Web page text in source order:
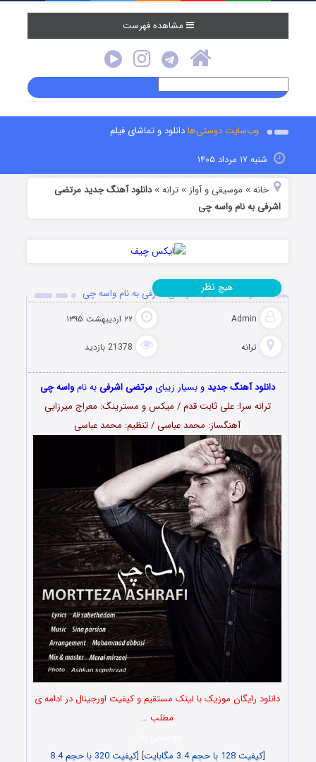
مشاهده فهرست
وب‌سایت دوستی‌هادانلود و تماشای فیلم
شنبه ۱۷ مرداد ۱۴۰۵
خانه » موسیقی و آواز »ترانه »دانلود آهنگ جدید مرتضی
اشرفی به نام واسه چی
دانلود آهنگ جدید مرتضی اشرفی به نام واسه چی
Admin ۲۲ اردیبهشت ۱۳۹۵
ترانه 21378 بازدید
هیچ نظر
دانلود آهنگ جدیدو بسیار زیبایمرتضی اشرفیبه نامواسه چی
ترانه سرا: علی ثابت قدم / میکس و مسترینگ: معراج میرزایی
آهنگساز: محمد عباسی / تنظیم: محمد عباسی
دانلود رایگان موزیک با لینک مستقیم و کیفیت اورجینال در ادامه ی
مطلب …
[کیفیت 128 با حجم 3.4 مگابایت ] [
کیفیت 320 با حجم 8.4